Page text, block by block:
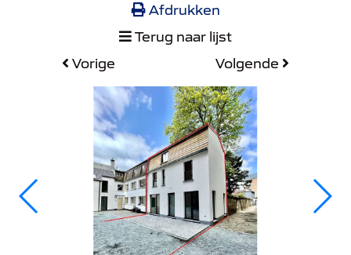
Afdrukken
Terug naar lijst
Vorige
Volgende